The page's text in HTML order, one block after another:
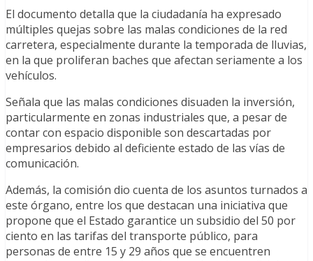
El documento detalla que la ciudadanía ha expresado
múltiples quejas sobre las malas condiciones de la red
carretera, especialmente durante la temporada de lluvias,
en la que proliferan baches que afectan seriamente a los
vehículos.
Señala que las malas condiciones disuaden la inversión,
particularmente en zonas industriales que, a pesar de
contar con espacio disponible son descartadas por
empresarios debido al deficiente estado de las vías de
comunicación.
Además, la comisión dio cuenta de los asuntos turnados a
este órgano, entre los que destacan una iniciativa que
propone que el Estado garantice un subsidio del 50 por
ciento en las tarifas del transporte público, para
personas de entre 15 y 29 años que se encuentren